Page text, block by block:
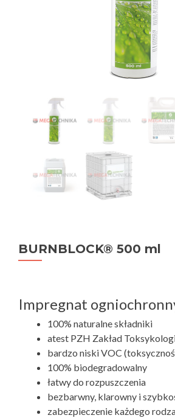
BURNBLOCK® 500 ml
Impregnat
100% naturalne składniki
atest PZH Zakład
bardzo niski VOC
100% biodegradowalny
łatwy do rozpuszczenia
bezbarwny, klarowny i
zabezpieczenie każdego